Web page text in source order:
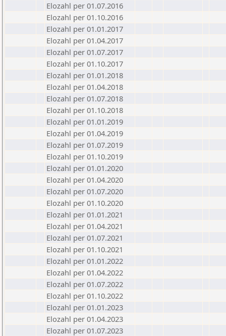
Elozahl per 01.07.2016
Elozahl per 01.10.2016
Elozahl per 01.01.2017
Elozahl per 01.04.2017
Elozahl per 01.07.2017
Elozahl per 01.10.2017
Elozahl per 01.01.2018
Elozahl per 01.04.2018
Elozahl per 01.07.2018
Elozahl per 01.10.2018
Elozahl per 01.01.2019
Elozahl per 01.04.2019
Elozahl per 01.07.2019
Elozahl per 01.10.2019
Elozahl per 01.01.2020
Elozahl per 01.04.2020
Elozahl per 01.07.2020
Elozahl per 01.10.2020
Elozahl per 01.01.2021
Elozahl per 01.04.2021
Elozahl per 01.07.2021
Elozahl per 01.10.2021
Elozahl per 01.01.2022
Elozahl per 01.04.2022
Elozahl per 01.07.2022
Elozahl per 01.10.2022
Elozahl per 01.01.2023
Elozahl per 01.04.2023
Elozahl per 01.07.2023